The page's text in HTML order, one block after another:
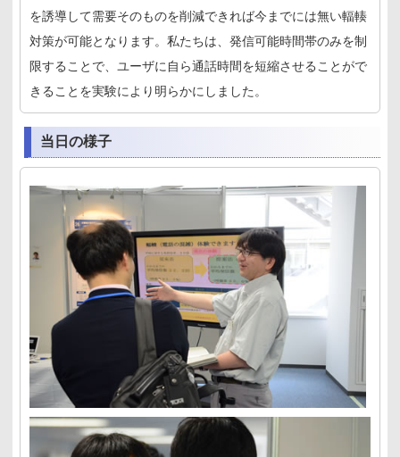
を誘導して需要そのものを削減できれば今までには無い輻輳
対策が可能となります。私たちは、発信可能時間帯のみを制
限することで、ユーザに自ら通話時間を短縮させることがで
きることを実験により明らかにしました。
当日の様子